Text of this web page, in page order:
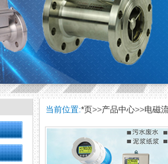
当前位置:*页>>产品中心>>电磁